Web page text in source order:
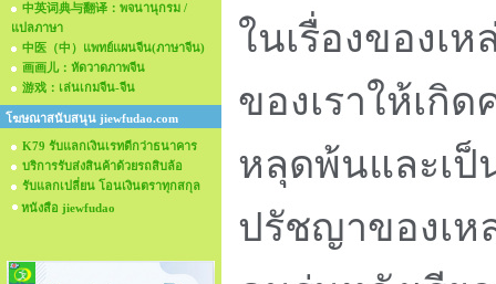
中英词典与翻译：พจนานุกรม /
แปลภาษา
中医（中）แพทย์แผนจีน(ภาษาจีน)
画画儿：หัดวาดภาพจีน
游戏：เล่นเกมจีน-จีน
โฆษณาสนับสนุน jiewfudao.com
K79 รับแลกเงินเรทดีกว่าธนาคาร
บริการรับส่งสินค้าด้วยรถสิบล้อ
รับแลกเปลี่ยน โอนเงินตราทุกสกุล
หนังสือ jiewfudao
ในเรื่องของเ
ของเราให้เกิ
หลุดพ้นและเ
ปรัชญาของเห